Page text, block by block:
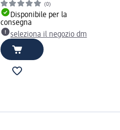
(0)
Disponibile per la
consegna
seleziona il negozio dm